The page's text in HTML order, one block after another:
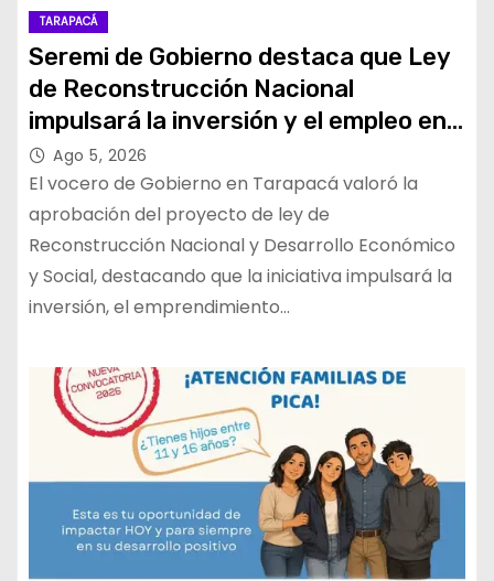
TARAPACÁ
Seremi de Gobierno destaca que Ley
de Reconstrucción Nacional
impulsará la inversión y el empleo en
Tarapacá
Ago 5, 2026
El vocero de Gobierno en Tarapacá valoró la
aprobación del proyecto de ley de
Reconstrucción Nacional y Desarrollo Económico
y Social, destacando que la iniciativa impulsará la
inversión, el emprendimiento…